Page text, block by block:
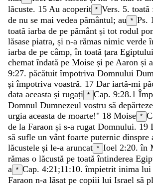
lăcuste. 15 Au acoperit * Vers. 5. toată
de nu se mai vedea pământul; au * Ps.
toată iarba de pe pământ și tot rodul
lăsase piatra, și n-a rămas nimic verde
iarba de pe câmp,în toată țara Egiptului
chematîndată pe Moise și pe Aaron și a
9:27. păcătuitîmpotriva Domnului
șiîmpotriva voastră. 17 Dar iartă-mi
data aceasta și rugați * Cap. 9:28.1
Domnul Dumnezeul vostru să depărteze
urgia aceasta de moarte!" 18 Moise *
de la Faraon și s-a rugat Domnului. 19
să sufle un vânt foarte puternic dinspre
lăcustele și le-a aruncat * Ioel 2:20. în
rămas o lăcustă pe toatăîntinderea
a * Cap. 4:21;11:10. împietrit inima lui
Faraon n-a lăsat pe copiii lui Israel să